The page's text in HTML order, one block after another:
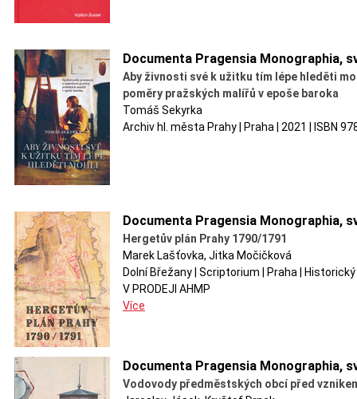
Documenta Pragensia Monographia,
Aby živnosti své k užitku tím lépe hleděti
poměry pražských malířů v epoše baroka
Tomáš Sekyrka
Archiv hl. města Prahy | Praha | 2021 | ISBN
Documenta Pragensia Monographia,
Hergetův plán Prahy 1790/1791
Marek Lašťovka, Jitka Močičková
Dolní Břežany | Scriptorium | Praha |
V PRODEJI AHMP
Více
Documenta Pragensia Monographia,
Vodovody předměstských obcí před